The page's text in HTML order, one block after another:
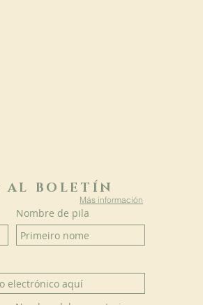
AL BOLETÍN
Más información
Nombre de pila